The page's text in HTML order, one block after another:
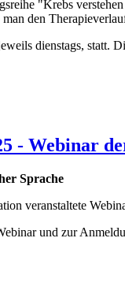
"Krebs
den
dienstags, statt.
- Webinar
Sprache
veranstaltete
und zur